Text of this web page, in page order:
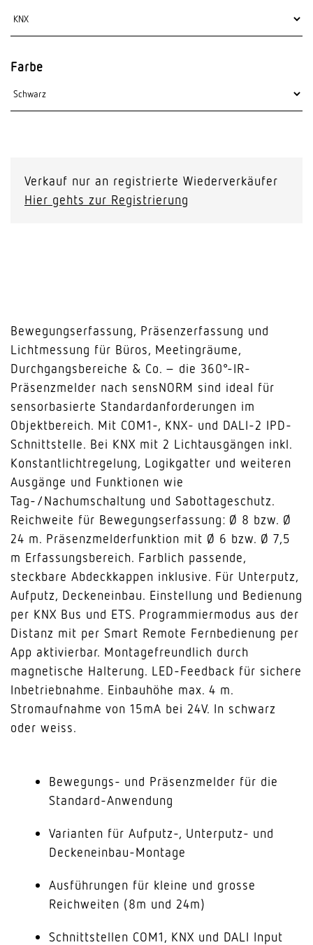
Farbe
Verkauf nur an registrierte Wiederverkäufer
Hier gehts zur Registrierung
Bewegungserfassung, Präsenzerfassung und
Lichtmessung für Büros, Meetingräume,
Durchgangsbereiche & Co. – die 360°-IR-
Präsenzmelder nach sensNORM sind ideal für
sensorbasierte Standardanforderungen im
Objektbereich. Mit COM1-, KNX- und DALI-2 IPD-
Schnittstelle. Bei KNX mit 2 Lichtausgängen inkl.
Konstantlichtregelung, Logikgatter und weiteren
Ausgänge und Funktionen wie
Tag-/Nachumschaltung und Sabottageschutz.
Reichweite für Bewegungserfassung: Ø 8 bzw. Ø
24 m. Präsenzmelderfunktion mit Ø 6 bzw. Ø 7,5
m Erfassungsbereich. Farblich passende,
steckbare Abdeckkappen inklusive. Für Unterputz,
Aufputz, Deckeneinbau. Einstellung und Bedienung
per KNX Bus und ETS. Programmiermodus aus der
Distanz mit per Smart Remote Fernbedienung per
App aktivierbar. Montagefreundlich durch
magnetische Halterung. LED-Feedback für sichere
Inbetriebnahme. Einbauhöhe max. 4 m.
Stromaufnahme von 15mA bei 24V. In schwarz
oder weiss.
Bewegungs- und Präsenzmelder für die
Standard-Anwendung
Varianten für Aufputz-, Unterputz- und
Deckeneinbau-Montage
Ausführungen für kleine und grosse
Reichweiten (8m und 24m)
Schnittstellen COM1, KNX und DALI Input